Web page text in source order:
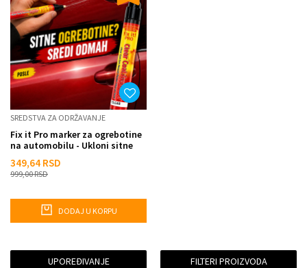
SREDSTVA ZA ODRŽAVANJE
Fix it Pro marker za ogrebotine
na automobilu - Ukloni sitne
349,64 RSD
999,00RSD
DODAJ U KORPU
UPOREĐIVANJE FILTERI PROIZVODA